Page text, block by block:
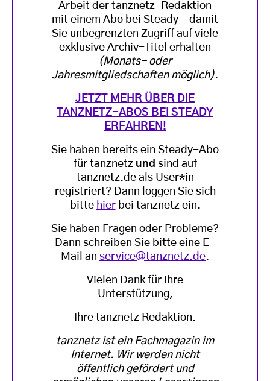
Arbeit der tanznetz-Redaktion
mit einem Abo bei Steady - damit
Sie unbegrenzten Zugriff auf viele
exklusive Archiv-Titel erhalten
(Monats- oder
Jahresmitgliedschaften möglich).
JETZT MEHR ÜBER DIE
TANZNETZ-ABOS BEI STEADY
ERFAHREN!
Sie haben bereits ein Steady-Abo
für tanznetz und sind auf
tanznetz.de als User*in
registriert? Dann loggen Sie sich
bitte hierbei tanznetz ein.
Sie haben Fragen oder Probleme?
Dann schreiben Sie bitte eine E-
Mail an service@tanznetz.de.
Vielen Dank für Ihre
Unterstützung,
Ihre tanznetz Redaktion.
tanznetz ist ein Fachmagazin im
Internet. Wir werden nicht
öffentlich gefördert und